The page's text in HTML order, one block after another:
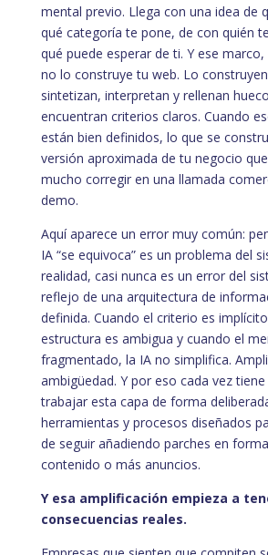
mental previo. Llega con una idea de
qué categoría te pone, de con quién
qué puede esperar de ti. Y ese
no lo construye tu web. Lo
sintetizan, interpretan y rellenan
encuentran criterios claros. Cuando
están bien definidos, lo que se
versión aproximada de tu negocio
mucho corregir en una llamada
demo.
Aquí aparece un error muy común:
IA “se equivoca” es un problema del
realidad, casi nunca es un error del
reflejo de una arquitectura de
definida. Cuando el criterio es
estructura es ambigua y cuando el
fragmentado, la IA no simplifica.
ambigüedad. Y por eso cada vez
trabajar esta capa de forma
herramientas y procesos diseñados
de seguir añadiendo parches en
contenido o más anuncios.
Y esa amplificación empieza a
consecuencias reales.